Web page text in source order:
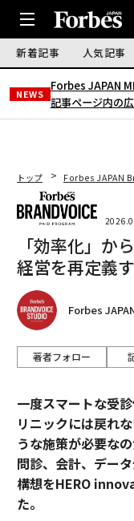
新着記事 人気記事
NEWS
Forbes JAPAN
記事ページ内の
トップ Forbes JAPAN
「効率化」か
経営を再定義
Forbes
著者フォロー
一度スマートな受
リニックには戻れ
うな施策が必要な
問診、会計、デー
構想をHERO
た。